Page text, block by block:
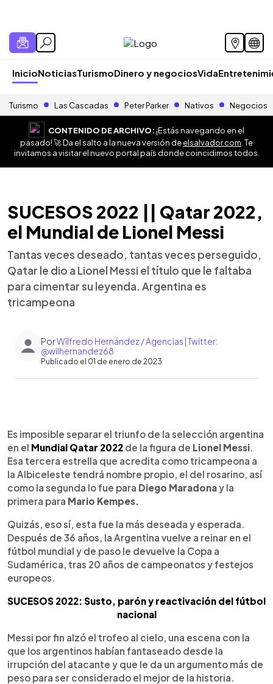
InicioNoticiasTurismoDinero y negociosVida
Turismo Las Cascadas Peter Parker Nativos Negocios
CONTENIDO DE ARCHIVO:¡Estás navegando en el
pasado! 🚀 Da el salto a la nueva versión deelsalvador.com . Te
invitamos a visitar el nuevo portal país donde coincidimos todos.
SUCESOS 2022 || Qatar 2022,
el Mundial de Lionel Messi
Tantas veces deseado, tantas veces perseguido,
Qatar le dio a Lionel Messi el título que le faltaba
para cimentar su leyenda. Argentina es
tricampeona
PorWilfredo Hernández / Agencias | Twitter:
@wilhernandez68
Publicado el 01 de enero de 2023
Escuchar artículo
Es imposible separar el triunfo de la selección argentina
en el Mundial Qatar 2022 de la figura de Lionel Messi.
Esa tercera estrella que acredita como tricampeona a
la Albiceleste tendrá nombre propio, el del rosarino, así
como la segunda lo fue para Diego Maradonay la
primera para Mario Kempes.
Quizás, eso sí, esta fue la más deseada y esperada.
Después de 36 años, la Argentina vuelve a reinar en el
fútbol mundial y de paso le devuelve la Copa a
Sudamérica, tras 20 años de campeonatos y festejos
europeos.
SUCESOS 2022: Susto, parón y reactivación del fútbol
nacional
Messi por fin alzó el trofeo al cielo, una escena con la
que los argentinos habían fantaseado desde la
irrupción del atacante y que le da un argumento más de
peso para ser considerado el mejor de la historia.